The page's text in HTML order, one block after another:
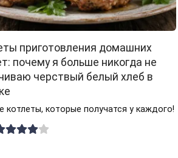
приготовления домашних
почему я больше никогда не
черствый белый хлеб в
котлеты, которые получатся у каждого!